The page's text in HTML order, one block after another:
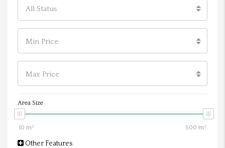
All Status
Min Price
Max Price
Area Size
Other Features